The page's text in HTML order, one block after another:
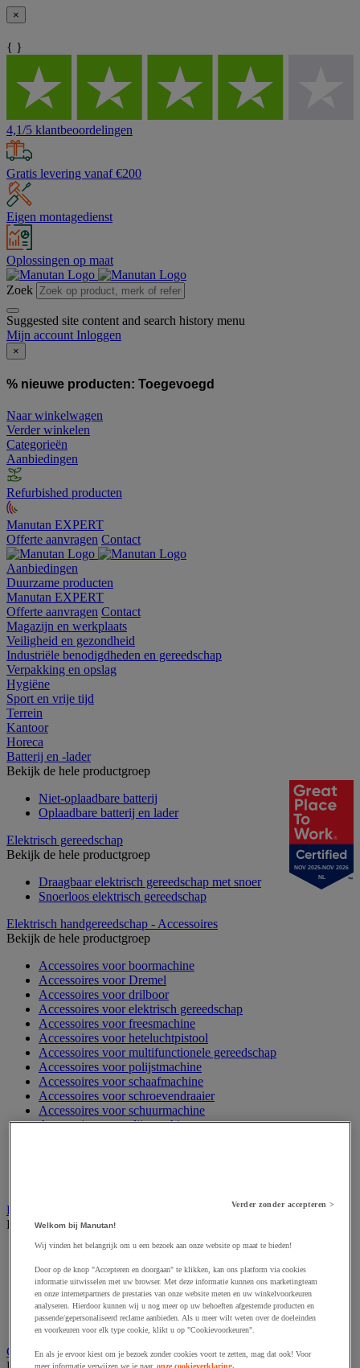
×
{ }
4,1/5 klantbeoordelingen
Gratis levering vanaf €200
Eigen montagedienst
Oplossingen op maat
Zoek
Suggested site content and search history menu
Mijn account Inloggen
×
% nieuwe producten: Toegevoegd
Naar winkelwagen
Verder winkelen
Categorieën
Aanbiedingen
Refurbished producten
Manutan EXPERT
Offerte aanvragen Contact
Aanbiedingen
Duurzame producten
Manutan EXPERT
Offerte aanvragen Contact
Magazijn en werkplaats
Veiligheid en gezondheid
Industriële benodigdheden en gereedschap
Verpakking en opslag
Hygiëne
Sport en vrije tijd
Terrein
Kantoor
Horeca
Batterij en -lader
Bekijk de hele productgroep
Niet-oplaadbare batterij
Oplaadbare batterij en lader
Elektrisch gereedschap
Bekijk de hele productgroep
Draagbaar elektrisch gereedschap met snoer
Snoerloos elektrisch gereedschap
Elektrisch handgereedschap - Accessoires
Bekijk de hele productgroep
Accessoires voor boormachine
Accessoires voor Dremel
Accessoires voor drilboor
Accessoires voor elektrisch gereedschap
Accessoires voor freesmachine
Accessoires voor heteluchtpistool
Accessoires voor multifunctionele gereedschap
Accessoires voor polijstmachine
Accessoires voor schaafmachine
Accessoires voor schroevendraaier
Accessoires voor schuurmachine
Accessoires voor slijpmachine
Elektrische toebehoren en verlichting
Bekijk de hele productgroep
Accessoires voor elektrisch schakelpaneel
Batterij, oplader en kabel
Elektrische kabel
Elektrische uitrusting
Verlengsnoer, stekkerdoos en kapelhaspel
Wandcontactdoos en schakelaar
Gereedschap opbergen
NOV 2025-NOV 2026
NL
Verder zonder accepteren >
Welkom bij Manutan!
Wij vinden het belangrijk om u een bezoek aan onze website op maat te bieden!
Door op de knop "Accepteren en doorgaan" te klikken, kan ons platform via cookies
informatie uitwisselen met uw browser. Met deze informatie kunnen ons marketingteam
en onze internetpartners de prestaties van onze website meten en uw winkelvoorkeuren
analyseren. Hierdoor kunnen wij u nog meer op uw behoeften afgestemde producten en
passende/gepersonaliseerd reclame aanbieden. Als u meer wilt weten over de doeleinden
en voorkeuren voor elk type cookie, klikt u op "Cookievoorkeuren".
En als je ervoor kiest om je bezoek zonder cookies voort te zetten, mag dat ook! Voor